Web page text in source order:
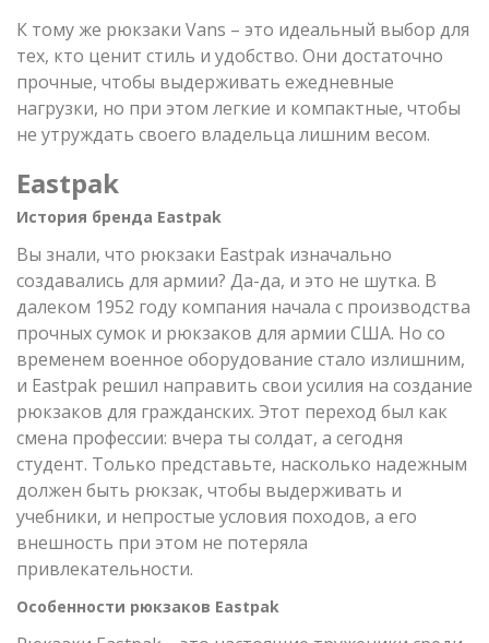
К тому же рюкзаки Vans – это идеальный выбор для
тех, кто ценит стиль и удобство. Они достаточно
прочные, чтобы выдерживать ежедневные
нагрузки, но при этом легкие и компактные, чтобы
не утруждать своего владельца лишним весом.
Eastpak
История бренда Eastpak
Вы знали, что рюкзаки Eastpak изначально
создавались для армии? Да-да, и это не шутка. В
далеком 1952 году компания начала с производства
прочных сумок и рюкзаков для армии США. Но со
временем военное оборудование стало излишним,
и Eastpak решил направить свои усилия на создание
рюкзаков для гражданских. Этот переход был как
смена профессии: вчера ты солдат, а сегодня
студент. Только представьте, насколько надежным
должен быть рюкзак, чтобы выдерживать и
учебники, и непростые условия походов, а его
внешность при этом не потеряла
привлекательности.
Особенности рюкзаков Eastpak